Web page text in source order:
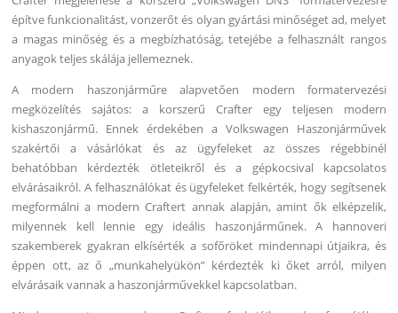
építve funkcionalitást, vonzerőt és olyan gyártási minőséget ad, melyet
a magas minőség és a megbízhatóság, tetejébe a felhasznált rangos
anyagok teljes skálája jellemeznek.
A modern haszonjárműre alapvetően modern formatervezési
megközelítés sajátos: a korszerű Crafter egy teljesen modern
kishaszonjármű. Ennek érdekében a Volkswagen Haszonjárművek
szakértői a vásárlókat és az ügyfeleket az összes régebbinél
behatóbban kérdezték ötleteikről és a gépkocsival kapcsolatos
elvárásaikról. A felhasználókat és ügyfeleket felkérték, hogy segítsenek
megformálni a modern Craftert annak alapján, amint ők elképzelik,
milyennek kell lennie egy ideális haszonjárműnek. A hannoveri
szakemberek gyakran elkísérték a sofőröket mindennapi útjaikra, és
éppen ott, az ő „munkahelyükön” kérdezték ki őket arról, milyen
elvárásaik vannak a haszonjárművekkel kapcsolatban.